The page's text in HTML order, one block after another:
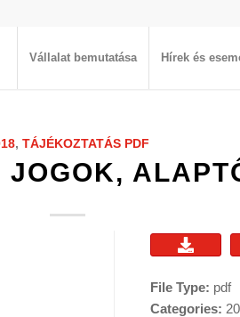
Vállalat bemutatása Hírek és
, TÁJÉKOZTATÁS PDF
JOGOK,
File Type: pdf
Categories: